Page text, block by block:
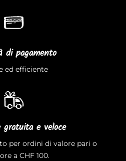
di pagamento
ed efficiente
gratuita e veloce
per ordini di valore pari o
a CHF 100.